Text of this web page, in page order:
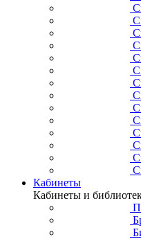
Кабинеты
Кабинеты и